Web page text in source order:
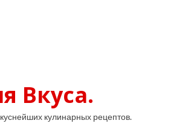
Вкуса.
кулинарных рецептов.